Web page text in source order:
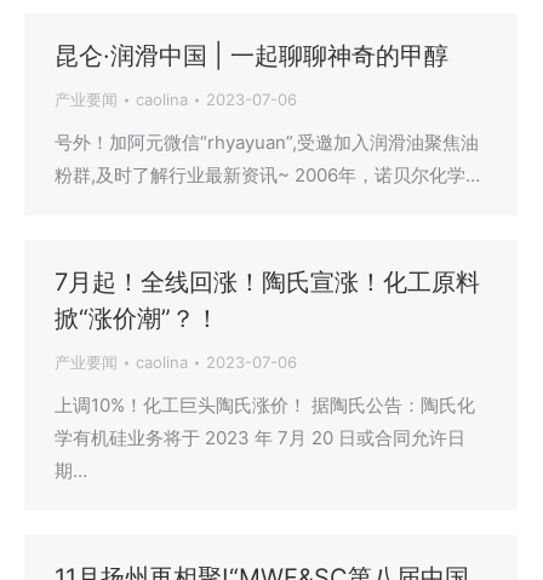
昆仑·润滑中国 | 一起聊聊神奇的甲醇
产业要闻 caolina 2023-07-06
号外！加阿元微信“rhyayuan”,受邀加入润滑油聚焦油
粉群,及时了解行业最新资讯~ 2006年，诺贝尔化学…
7月起！全线回涨！陶氏宣涨！化工原料
掀“涨价潮”？！
产业要闻 caolina 2023-07-06
上调10%！化工巨头陶氏涨价！ 据陶氏公告：陶氏化
学有机硅业务将于 2023 年 7月 20 日或合同允许日
期…